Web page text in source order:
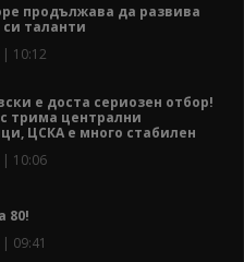
продължава да развива
таланти
| 10:12
е доста сериозен отбор!
трима централни
ЦСКА е много стабилен
| 10:06
80!
| 09:41